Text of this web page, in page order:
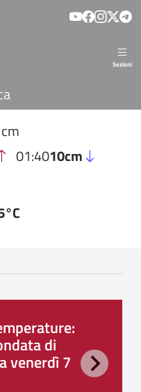
Sezioni
01:4010cm
di
venerdì 7